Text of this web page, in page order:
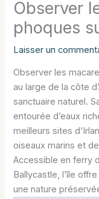
Observer
phoques
Laisser un
Observer les
au large de la côte
sanctuaire naturel.
entourée d’eaux
meilleurs sites
oiseaux marins et
Accessible en ferry
Ballycastle, l’île
une nature